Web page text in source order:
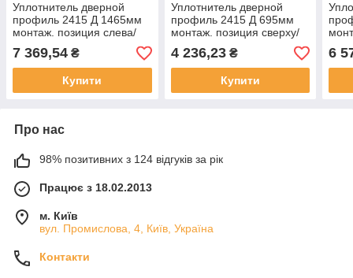
Уплотнитель дверной
профиль 2415 Д 1465мм
монтаж. позиция слева/
справа кол-во в уп-вке 1
для Foinox
7 369,54 ₴
Купити
Уплотнитель дверной
профиль 2415 Д 695мм
монтаж. позиция сверху/
снизу кол-во в уп-вке 1
для Lainox, Berto's, Foinox
4 236,23₴
Купити
6
Про нас
98% позитивних з 124 відгуків за рік
Працює з 18.02.2013
м. Київ
вул. Промислова, 4, Київ, Україна
Контакти